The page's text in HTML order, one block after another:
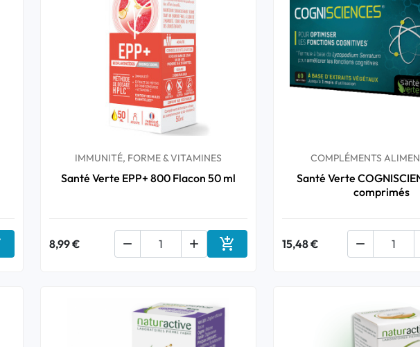
au panier
IMMUNITÉ, FORME & VITAMINES
Santé Verte EPP+ 800 Flacon 50 ml
8,99 €   Ajouter au panier
COMPLÉMENTS
Santé Verte
comprimés
15,48 € 